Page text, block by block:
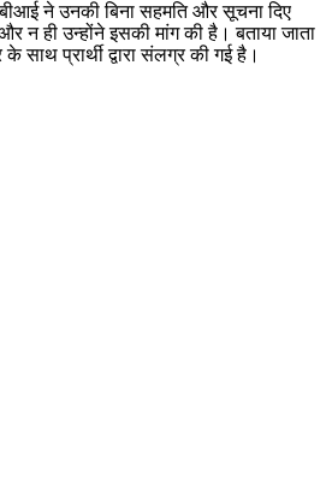
ने उनकी बिना सहमति और सूचना दिए
न ही उन्होंने इसकी मांग की है। बताया जाता
प्रार्थी द्वारा संलग्र की गई है।